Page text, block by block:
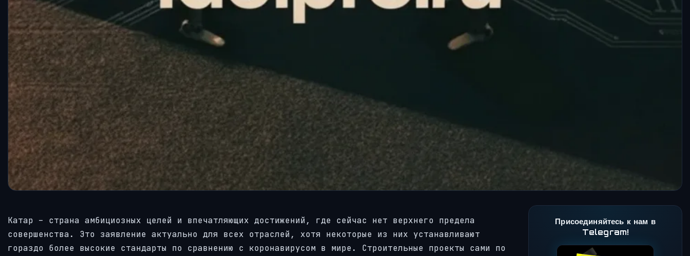
Катар – страна амбициозных целей и впечатляющих достижений, где сейчас нет верхнего предела
совершенства. Это заявление актуально для всех отраслей, хотя некоторые из них устанавливают
гораздо более высокие стандарты по сравнению с коронавирусом в мире. Строительные проекты сами по
Присоединяйтесь к нам в
Telegram!